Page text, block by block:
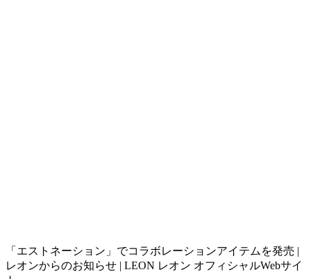
「エストネーション」でコラボレーションアイテムを発売 |
レオンからのお知らせ | LEON レオン オフィシャルWebサイ